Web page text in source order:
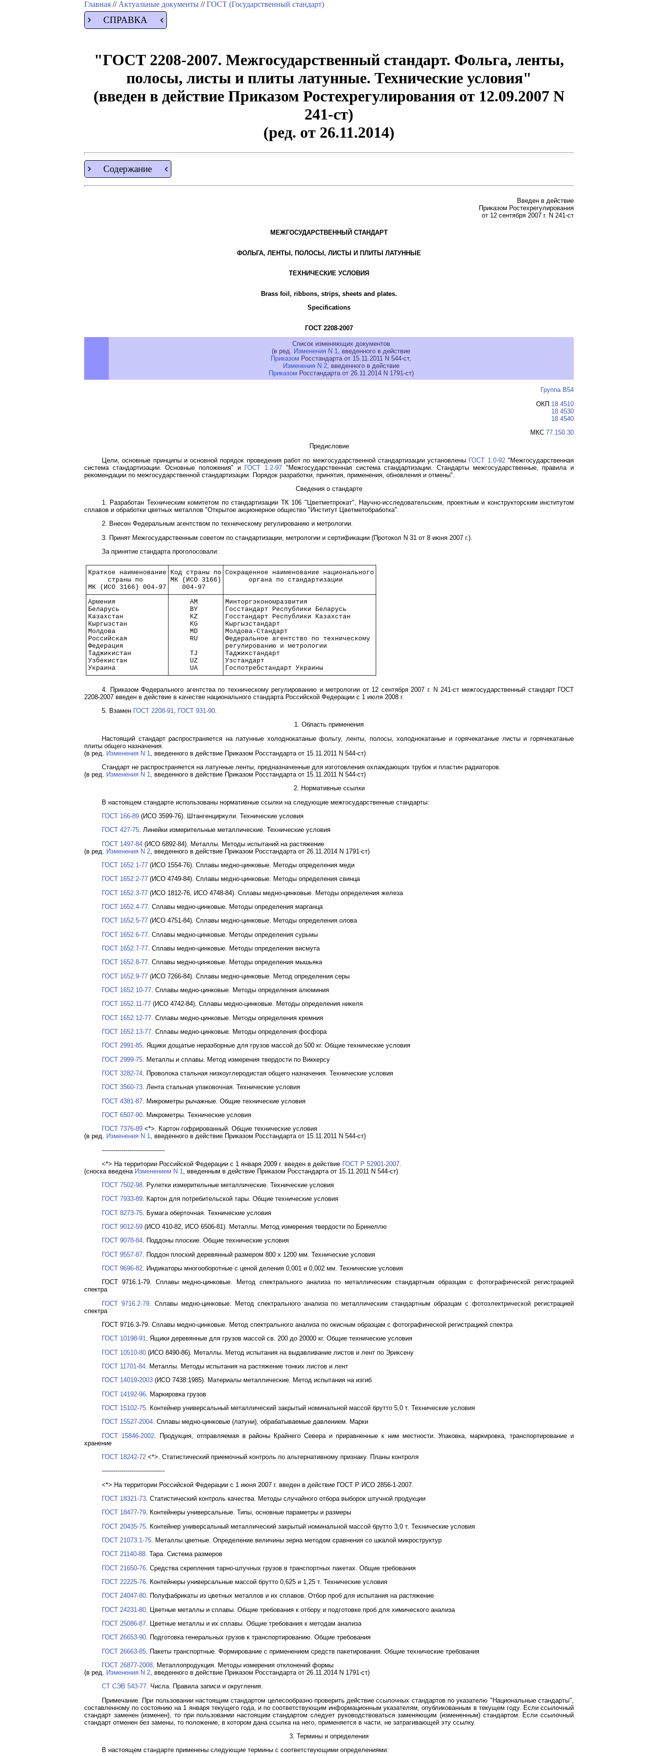
Главная // Актуальные документы //ГОСТ (Государственный стандарт)
СПРАВКА
"ГОСТ 2208-2007. Межгосударственный стандарт. Фольга, ленты,
полосы, листы и плиты латунные. Технические условия"
(введен в действие Приказом Ростехрегулирования от 12.09.2007 N
241-ст)
(ред. от 26.11.2014)
Содержание
Введен в действие
Приказом Ростехрегулирования
от 12 сентября 2007 г. N 241-ст
МЕЖГОСУДАРСТВЕННЫЙ СТАНДАРТ
ФОЛЬГА, ЛЕНТЫ, ПОЛОСЫ, ЛИСТЫ И ПЛИТЫ ЛАТУННЫЕ
ТЕХНИЧЕСКИЕ УСЛОВИЯ
Brass foil, ribbons, strips, sheets and plates.
Specifications
ГОСТ 2208-2007
Список изменяющих документов
(в ред.
Изменения N 1
, введенного в действие
Приказом Росстандарта от 15.11.2011 N 544-ст,
Изменения N 2, введенного в действие
Приказом Росстандарта от 26.11.2014 N 1791-cт)
Группа В54
ОКП 18 4510
18 4530
18 4540
МКС 77.150.30
Предисловие
Цели, основные принципы и основной порядок проведения работ по межгосударственной стандартизации установлены ГОСТ 1.0-92"Межгосударственная
система стандартизации. Основные положения" и ГОСТ 1.2-97 "Межгосударственная система стандартизации. Стандарты межгосударственные, правила и
рекомендации по межгосударственной стандартизации. Порядок разработки, принятия, применения, обновления и отмены".
Сведения о стандарте
1. Разработан Техническим комитетом по стандартизации ТК 106 "Цветметпрокат", Научно-исследовательским, проектным и конструкторским институтом
сплавов и обработки цветных металлов "Открытое акционерное общество "Институт Цветметобработка".
2. Внесен Федеральным агентством по техническому регулированию и метрологии.
3. Принят Межгосударственным советом по стандартизации, метрологии и сертификации (Протокол N 31 от 8 июня 2007 г.).
За принятие стандарта проголосовали:
┌────────────────────┬─────────────┬──────────────────────────────────────┐
│Краткое наименование│Код страны по│Сокращенное наименование национального│
│     страны по      │МК (ИСО 3166)│      органа по стандартизации        │
│МК (ИСО 3166) 004-97│   004-97    │                                      │
├────────────────────┼─────────────┼──────────────────────────────────────┤
│Армения             │     AM      │Минторгэкономразвития                 │
│Беларусь            │     BY      │Госстандарт Республики Беларусь       │
│Казахстан           │     KZ      │Госстандарт Республики Казахстан      │
│Кыргызстан          │     KG      │Кыргызстандарт                        │
│Молдова             │     MD      │Молдова-Стандарт                      │
│Российская          │     RU      │Федеральное агентство по техническому │
│Федерация           │             │регулированию и метрологии            │
│Таджикистан         │     TJ      │Таджикстандарт                        │
│Узбекистан          │     UZ      │Узстандарт                            │
│Украина             │     UA      │Госпотребстандарт Украины             │
└────────────────────┴─────────────┴──────────────────────────────────────┘
4. Приказом Федерального агентства по техническому регулированию и метрологии от 12 сентября 2007 г. N 241-ст межгосударственный стандарт ГОСТ
2208-2007 введен в действие в качестве национального стандарта Российской Федерации с 1 июля 2008 г.
5. Взамен ГОСТ 2208-91, ГОСТ 931-90.
1. Область применения
Настоящий стандарт распространяется на латунные холоднокатаные фольгу, ленты, полосы, холоднокатаные и горячекатаные листы и горячекатаные
плиты общего назначения.
(в ред. Изменения N 1
, введенного в действие Приказом Росстандарта от 15.11.2011 N 544-ст)
Стандарт не распространяется на латунные ленты, предназначенные для изготовления охлаждающих трубок и пластин радиаторов.
(в ред. Изменения N 1, введенного в действие Приказом Росстандарта от 15.11.2011 N 544-ст)
2. Нормативные ссылки
В настоящем стандарте использованы нормативные ссылки на следующие межгосударственные стандарты:
ГОСТ 166-89 (ИСО 3599-76). Штангенциркули. Технические условия
ГОСТ 427-75. Линейки измерительные металлические. Технические условия
ГОСТ 1497-84 (ИСО 6892-84). Металлы. Методы испытаний на растяжение
(в ред. Изменения N 2 , введенного в действие Приказом Росстандарта от 26.11.2014 N 1791-ст)
ГОСТ 1652.1-77 (ИСО 1554-76). Сплавы медно-цинковые. Методы определения меди
ГОСТ 1652.2-77 (ИСО 4749-84). Сплавы медно-цинковые. Методы определения свинца
ГОСТ 1652.3-77 (ИСО 1812-76, ИСО 4748-84). Сплавы медно-цинковые. Методы определения железа
ГОСТ 1652.4-77 . Сплавы медно-цинковые. Методы определения марганца
ГОСТ 1652.5-77 (ИСО 4751-84). Сплавы медно-цинковые. Методы определения олова
ГОСТ 1652.6-77 . Сплавы медно-цинковые. Методы определения сурьмы
ГОСТ 1652.7-77 . Сплавы медно-цинковые. Методы определения висмута
ГОСТ 1652.8-77. Сплавы медно-цинковые. Методы определения мышьяка
ГОСТ 1652.9-77 (ИСО 7266-84). Сплавы медно-цинковые. Метод определения серы
ГОСТ 1652.10-77 . Сплавы медно-цинковые. Методы определения алюминия
ГОСТ 1652.11-77 (ИСО 4742-84). Сплавы медно-цинковые. Методы определения никеля
ГОСТ 1652.12-77 . Сплавы медно-цинковые. Методы определения кремния
ГОСТ 1652.13-77 . Сплавы медно-цинковые. Методы определения фосфора
ГОСТ 2991-85. Ящики дощатые неразборные для грузов массой до 500 кг. Общие технические условия
ГОСТ 2999-75 . Металлы и сплавы. Метод измерения твердости по Виккерсу
ГОСТ 3282-74 . Проволока стальная низкоуглеродистая общего назначения. Технические условия
ГОСТ 3560-73. Лента стальная упаковочная. Технические условия
ГОСТ 4381-87 . Микрометры рычажные. Общие технические условия
ГОСТ 6507-90 . Микрометры. Технические условия
ГОСТ 7376-89 <*>. Картон гофрированный. Общие технические условия
(в ред. Изменения N 1, введенного в действие Приказом Росстандарта от 15.11.2011 N 544-ст)
--------------------------------
<*> На территории Российской Федерации с 1 января 2009 г. введен в действие ГОСТ Р 52901-2007
(сноска введена Изменением N 1
, введенным в действие Приказом Росстандарта от 15.11.2011 N 544-ст)
ГОСТ 7502-98. Рулетки измерительные металлические. Технические условия
ГОСТ 7933-89. Картон для потребительской тары. Общие технические условия
ГОСТ 8273-75 . Бумага оберточная. Технические условия
ГОСТ 9012-59 (ИСО 410-82, ИСО 6506-81). Металлы. Метод измерения твердости по Бринеллю
ГОСТ 9078-84. Поддоны плоские. Общие технические условия
ГОСТ 9557-87 . Поддон плоский деревянный размером 800 x 1200 мм. Технические условия
ГОСТ 9696-82. Индикаторы многооборотные с ценой деления 0,001 и 0,002 мм. Технические условия
ГОСТ 9716.1-79. Сплавы медно-цинковые. Метод спектрального анализа по металлическим стандартным образцам с фотографической регистрацией
спектра
ГОСТ 9716.2-79. Сплавы медно-цинковые. Метод спектрального анализа по металлическим стандартным образцам с фотоэлектрической регистрацией
спектра
ГОСТ 9716.3-79. Сплавы медно-цинковые. Метод спектрального анализа по окисным образцам с фотографической регистрацией спектра
ГОСТ 10198-91. Ящики деревянные для грузов массой св. 200 до 20000 кг. Общие технические условия
ГОСТ 10510-80 (ИСО 8490-86). Металлы. Метод испытания на выдавливание листов и лент по Эриксену
ГОСТ 11701-84. Металлы. Методы испытания на растяжение тонких листов и лент
ГОСТ 14019-2003 (ИСО 7438:1985). Материалы металлические. Метод испытания на изгиб
ГОСТ 14192-96 . Маркировка грузов
ГОСТ 15102-75. Контейнер универсальный металлический закрытый номинальной массой брутто 5,0 т. Технические условия
ГОСТ 15527-2004. Сплавы медно-цинковые (латуни), обрабатываемые давлением. Марки
ГОСТ 15846-2002. Продукция, отправляемая в районы Крайнего Севера и приравненные к ним местности. Упаковка, маркировка, транспортирование и
хранение
ГОСТ 18242-72 <*>. Статистический приемочный контроль по альтернативному признаку. Планы контроля
--------------------------------
<*> На территории Российской Федерации с 1 июня 2007 г. введен в действие ГОСТ Р ИСО 2856-1-2007.
ГОСТ 18321-73. Статистический контроль качества. Методы случайного отбора выборок штучной продукции
ГОСТ 18477-79. Контейнеры универсальные. Типы, основные параметры и размеры
ГОСТ 20435-75 . Контейнер универсальный металлический закрытый номинальной массой брутто 3,0 т. Технические условия
ГОСТ 21073.1-75. Металлы цветные. Определение величины зерна методом сравнения со шкалой микроструктур
ГОСТ 21140-88. Тара. Система размеров
ГОСТ 21650-76 . Средства скрепления тарно-штучных грузов в транспортных пакетах. Общие требования
ГОСТ 22225-76. Контейнеры универсальные массой брутто 0,625 и 1,25 т. Технические условия
ГОСТ 24047-80. Полуфабрикаты из цветных металлов и их сплавов. Отбор проб для испытания на растяжение
ГОСТ 24231-80 . Цветные металлы и сплавы. Общие требования к отбору и подготовке проб для химического анализа
ГОСТ 25086-87 . Цветные металлы и их сплавы. Общие требования к методам анализа
ГОСТ 26653-90. Подготовка генеральных грузов к транспортированию. Общие требования
ГОСТ 26663-85 . Пакеты транспортные. Формирование с применением средств пакетирования. Общие технические требования
ГОСТ 26877-2008 . Металлопродукция. Методы измерения отклонений формы
(в ред.
Изменения N 2 , введенного в действие Приказом Росстандарта от 26.11.2014 N 1791-ст)
СТ СЭВ 543-77. Числа. Правила записи и округления.
Примечание. При пользовании настоящим стандартом целесообразно проверить действие ссылочных стандартов по указателю "Национальные стандарты",
составленному по состоянию на 1 января текущего года, и по соответствующим информационным указателям, опубликованным в текущем году. Если ссылочный
стандарт заменен (изменен), то при пользовании настоящим стандартом следует руководствоваться заменяющим (измененным) стандартом. Если ссылочный
стандарт отменен без замены, то положение, в котором дана ссылка на него, применяется в части, не затрагивающей эту ссылку.
3. Термины и определения
В настоящем стандарте применены следующие термины с соответствующими определениями: